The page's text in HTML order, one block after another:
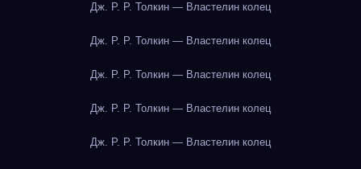
Дж. Р. Р. Толкин — Властелин колец
Дж. Р. Р. Толкин — Властелин колец
Дж. Р. Р. Толкин — Властелин колец
Дж. Р. Р. Толкин — Властелин колец
Дж. Р. Р. Толкин — Властелин колец